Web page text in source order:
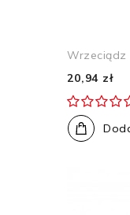
Wrzeciądz
20,94 zł